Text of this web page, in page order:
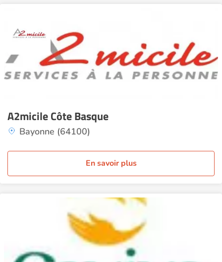
A2micile Côte Basque
Bayonne (64100)
En savoir plus